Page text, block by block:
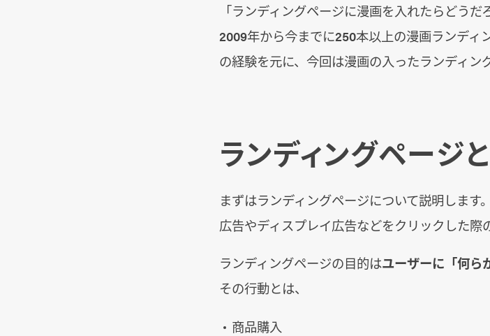
「ランディングページに漫画を入れたらどうだ
2009年から今までに250本以上の漫画ランディ
の経験を元に、今回は漫画の入ったランディン
ランディングページ
まずはランディングページについて説明しま
広告やディスプレイ広告などをクリックした際
ランディングページの目的はユーザーに「何ら
その行動とは、
商品購入